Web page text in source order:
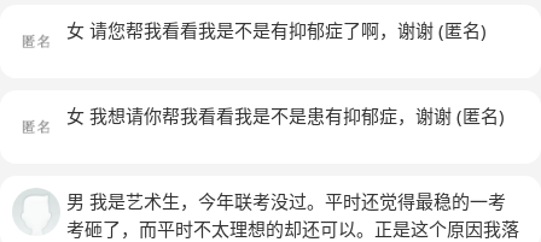
女 请您帮我看看我是不是有抑郁症了啊，谢谢 (匿名)
女 我想请你帮我看看我是不是患有抑郁症，谢谢 (匿名)
男 我是艺术生，今年联考没过。平时还觉得最稳的一考
考砸了，而平时不太理想的却还可以。正是这个原因我落